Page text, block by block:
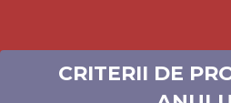
CRITERII DE